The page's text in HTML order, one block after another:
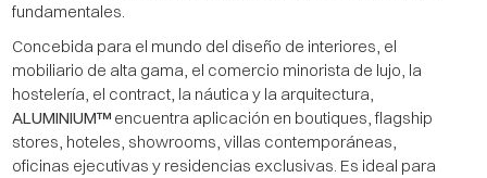
fundamentales.
Concebida para el mundo del diseño de interiores, el
mobiliario de alta gama, el comercio minorista de lujo, la
hostelería, el contract, la náutica y la arquitectura,
ALUMINIUM™ encuentra aplicación en boutiques, flagship
stores, hoteles, showrooms, villas contemporáneas,
oficinas ejecutivas y residencias exclusivas. Es ideal para